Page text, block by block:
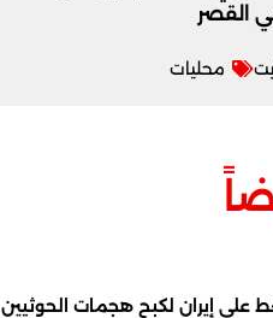
القصر
محليات
على إيران لكبح هجمات الحوثيين